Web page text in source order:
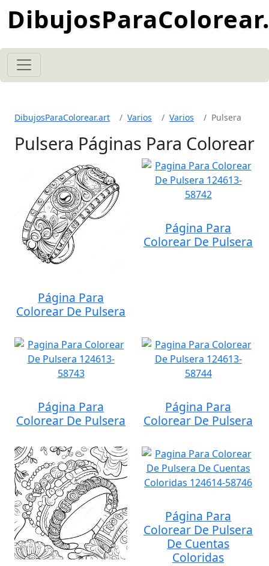
DibujosParaColorear.art Varios Varios Pulsera
Pulsera Páginas Para Colorear
Página Para
Colorear De Pulsera
Página Para
Colorear De Pulsera
Página Para
Colorear De Pulsera
Página Para
Colorear De Pulsera
Página Para
Colorear De Pulsera
De Cuentas
Coloridas